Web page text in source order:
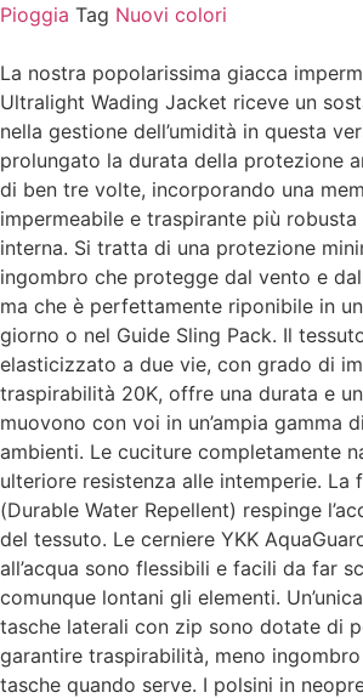
Pioggia Tag Nuovi colori
La nostra popolarissima giacca
Ultralight Wading Jacket riceve un
nella gestione dell’umidità in questa
prolungato la durata della protezione
di ben tre volte, incorporando una
impermeabile e traspirante più robusta
interna. Si tratta di una protezione
ingombro che protegge dal vento e
ma che è perfettamente riponibile in
giorno o nel Guide Sling Pack. Il
elasticizzato a due vie, con grado di
traspirabilità 20K, offre una durata e
muovono con voi in un’ampia gamma
ambienti. Le cuciture completamente
ulteriore resistenza alle intemperie. La
(Durable Water Repellent) respinge
del tessuto. Le cerniere YKK
all’acqua sono flessibili e facili da far
comunque lontani gli elementi.
tasche laterali con zip sono dotate di
garantire traspirabilità, meno
tasche quando serve. I polsini in